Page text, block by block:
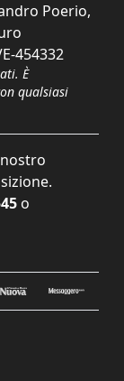
Poerio,
454332
È
qualsiasi
o